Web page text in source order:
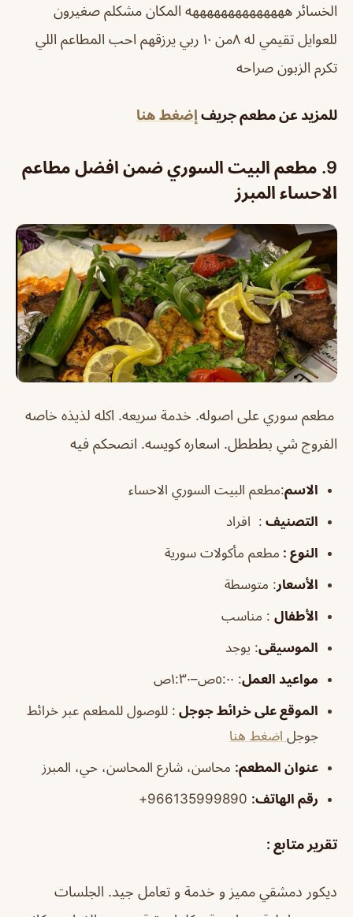
الخسائر ههههههههههههههه المكان مشكلم صغيرون
للعوايل تقيمي له ٨من ١٠ ربي يرزقهم احب المطاعم اللي
تكرم الزبون صراحه
للمزيد عن مطعم جريف إضغط هنا
9. مطعم البيت السوري ضمن افضل مطاعم
الاحساء المبرز
مطعم سوري على اصوله. خدمة سريعه. اكله لذيذه خاصه
الفروج شي بطططل. اسعاره كويسه. انصحكم فيه
الاسم:مطعم البيت السوري الاحساء
التصنيف : افراد
النوع : مطعم مأكولات سورية
الأسعار: متوسطة
الأطفال : مناسب
الموسيقى: يوجد
مواعيد العمل: ٥:٠٠ص–١:٣٠ص
الموقع على خرائط جوجل : للوصول للمطعم عبر خرائط
جوجل اضغط هنا
عنوان المطعم: محاسن، شارع المحاسن، حي، المبرز
رقم الهاتف:
تقرير متابع :
ديكور دمشقي مميز و خدمة و تعامل جيد. الجلسات